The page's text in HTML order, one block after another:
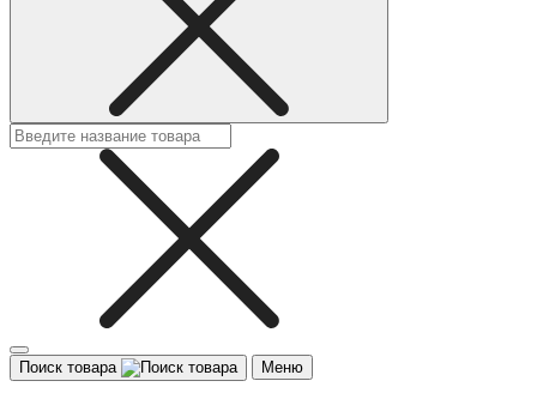
Поиск товара Меню